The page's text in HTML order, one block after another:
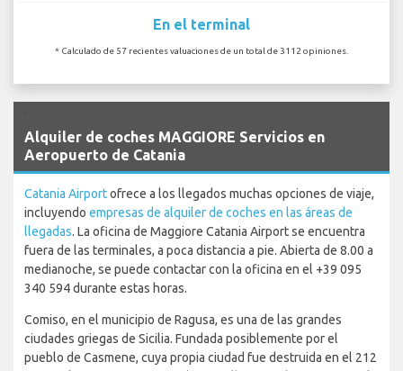
En el terminal
* Calculado de 57 recientes valuaciones de un total de 3112 opiniones.
Alquiler de coches MAGGIORE Servicios en
Aeropuerto de Catania
Catania Airportofrece a los llegados muchas opciones de viaje,
incluyendo empresas de alquiler de coches en las áreas de
llegadas. La oficina de Maggiore Catania Airport se encuentra
fuera de las terminales, a poca distancia a pie. Abierta de 8.00 a
medianoche, se puede contactar con la oficina en el +39 095
340 594 durante estas horas.
Comiso, en el municipio de Ragusa, es una de las grandes
ciudades griegas de Sicilia. Fundada posiblemente por el
pueblo de Casmene, cuya propia ciudad fue destruida en el 212